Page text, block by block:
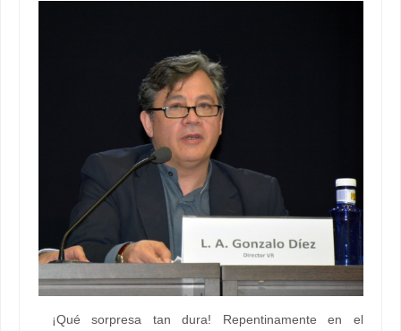
¡Qué sorpresa tan dura! Repentinamente en el